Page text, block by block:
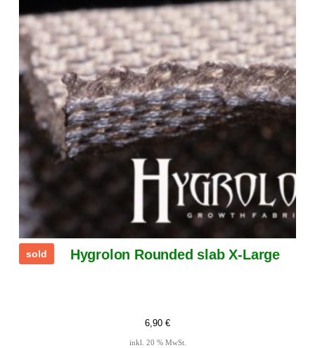
sold Hygrolon Rounded slab X-Large
6,90 €
inkl. 20 % MwSt.